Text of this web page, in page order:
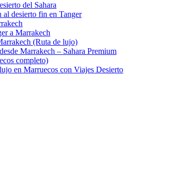
del Sahara
al desierto fin en Tanger
a Marrakech
(Ruta de lujo)
Marrakech – Sahara Premium
completo)
en Marruecos con Viajes Desierto